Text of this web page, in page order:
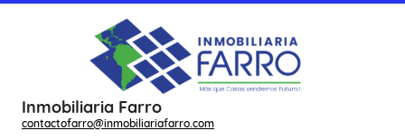
Inmobiliaria Farro
contactofarro@inmobiliariafarro.com